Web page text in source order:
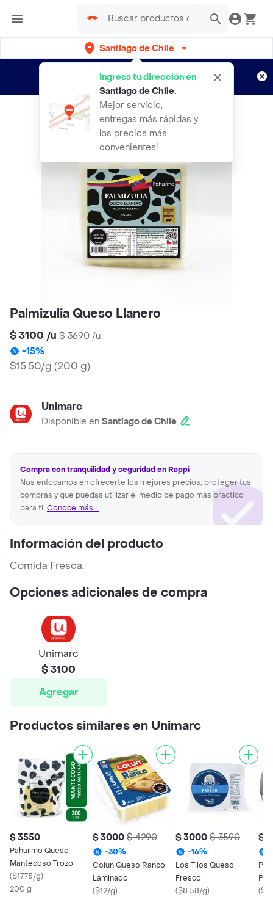
Santiago de Chile
Ingresa tu dirección en
Santiago de Chile.
Mejor servicio,
entregas más rápidas y
los precios más
convenientes!
envíos gratis por semanas
Aplican TyC
Palmizulia Queso Llanero
$ 3100 /u $ 3690/u
-15%
$15.50/g (200 g)
Unimarc
Disponible en Santiago de Chile
Compra con tranquilidad y seguridad en Rappi
Nos enfocamos en ofrecerte los mejores precios, proteger tus
compras y que puedas utilizar el medio de pago más practico
para ti. Conoce más...
Información del producto
Comida Fresca.
Opciones adicionales de compra
Unimarc
$ 3100
Agregar
Productos similares en Unimarc
$ 3550
Pahuilmo Queso
Mantecoso Trozo
($17.75/g)
200 g
$ 3000 $ 4290
-30%
Colun Queso Ranco
Laminado
($12/g)
$ 3000 $ 3590
-16%
Los Tilos Queso
Fresco
($8.58/g)
$
(